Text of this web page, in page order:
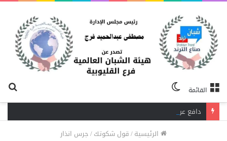
القائمة
المظلم
الرئيسية/قول شكوتك/جرس انذار